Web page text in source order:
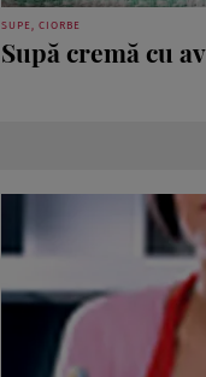
SUPE, CIORBE
Supă cremă cu